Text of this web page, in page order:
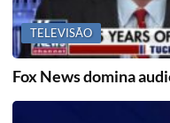
TELEVISÃO
Fox News domina